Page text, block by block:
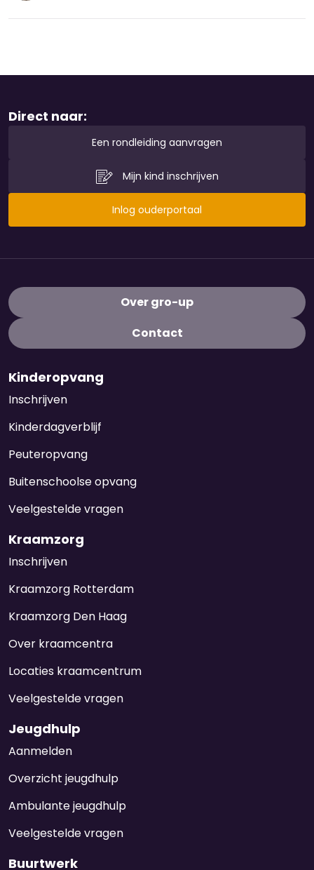
Direct naar:
Een rondleiding aanvragen
Mijn kind inschrijven
Inlog ouderportaal
Over gro-up
Contact
Kinderopvang
Inschrijven
Kinderdagverblijf
Peuteropvang
Buitenschoolse opvang
Veelgestelde vragen
Kraamzorg
Inschrijven
Kraamzorg Rotterdam
Kraamzorg Den Haag
Over kraamcentra
Locaties kraamcentrum
Veelgestelde vragen
Jeugdhulp
Aanmelden
Overzicht jeugdhulp
Ambulante jeugdhulp
Veelgestelde vragen
Buurtwerk